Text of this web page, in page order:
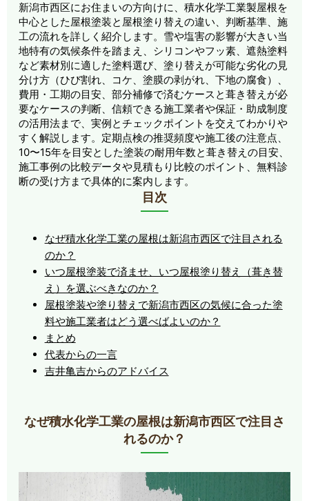
新潟市西区にお住まいの方向けに、積水化学工業製屋根を
中心とした屋根塗装と屋根塗り替えの違い、判断基準、施
工の流れを詳しく紹介します。雪や塩害の影響が大きい当
地特有の気候条件を踏まえ、シリコンやフッ素、遮熱塗料
など素材別に適した塗料選び、塗り替えが可能な劣化の見
分け方（ひび割れ、コケ、塗膜の剥がれ、下地の腐食）、
費用・工期の目安、部分補修で済むケースと葺き替えが必
要なケースの判断、信頼できる施工業者や保証・助成制度
の活用法まで、実例とチェックポイントを交えてわかりや
すく解説します。定期点検の推奨頻度や施工後の注意点、
10〜15年を目安とした塗装の耐用年数と葺き替えの目安、
施工事例の比較データや見積もり比較のポイント、無料診
断の受け方まで具体的に案内します。
目次
なぜ積水化学工業の屋根は新潟市西区で注目される
のか？
いつ屋根塗装で済ませ、いつ屋根塗り替え（葺き替
え）を選ぶべきなのか？
屋根塗装や塗り替えで新潟市西区の気候に合った塗
料や施工業者はどう選べばよいのか？
まとめ
代表からの一言
吉井亀吉からのアドバイス
なぜ積水化学工業の屋根は新潟市西区で注目さ
れるのか？